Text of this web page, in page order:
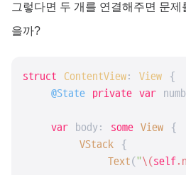
그렇다면 두 개를 연결해주면 문
을까?
struct ContentView: View
{
@State
private var
var body: some View {
VStack {
Text("\(self